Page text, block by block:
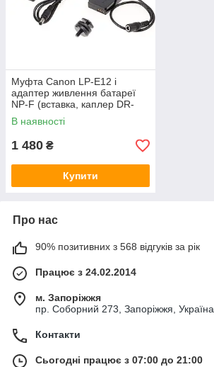
Муфта Canon LP-E12 і
адаптер живлення батареї
NP-F (вставка, каплер DR-
E12)
В наявності
1 480 ₴
Купити
Про нас
90% позитивних з 568 відгуків за рік
Працює з 24.02.2014
м. Запоріжжя
пр. Соборний 273, Запоріжжя, Україна
Контакти
Сьогодні працює з 07:00 до 21:00